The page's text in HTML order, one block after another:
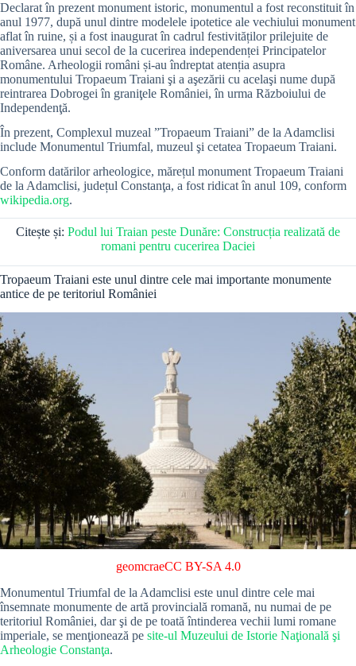
Declarat în prezent monument istoric, monumentul a fost reconstituit în
anul 1977, după unul dintre modelele ipotetice ale vechiului monument
aflat în ruine, și a fost inaugurat în cadrul festivităților prilejuite de
aniversarea unui secol de la cucerirea independenței Principatelor
Române. Arheologii români și-au îndreptat atenția asupra
monumentului Tropaeum Traiani şi a aşezării cu acelaşi nume după
reintrarea Dobrogei în graniţele României, în urma Războiului de
Independenţă.
În prezent, Complexul muzeal ”Tropaeum Traiani” de la Adamclisi
include Monumentul Triumfal, muzeul şi cetatea Tropaeum Traiani.
Conform datărilor arheologice, mărețul monument Tropaeum Traiani
de la Adamclisi, județul Constanţa, a fost ridicat în anul 109, conform
wikipedia.org.
Citește și: Podul lui Traian peste Dunăre: Construcția realizată de
romani pentru cucerirea Daciei
Tropaeum Traiani este unul dintre cele mai importante monumente
antice de pe teritoriul României
geomcraeCC BY-SA 4.0
Monumentul Triumfal de la Adamclisi este unul dintre cele mai
însemnate monumente de artă provincială romană, nu numai de pe
teritoriul României, dar şi de pe toată întinderea vechii lumi romane
imperiale, se menţionează pe site-ul Muzeului de Istorie Naţională şi
Arheologie Constanţa.